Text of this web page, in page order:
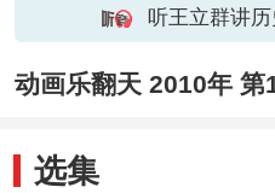
听王立群讲
动画乐翻天 2010年 第
选集